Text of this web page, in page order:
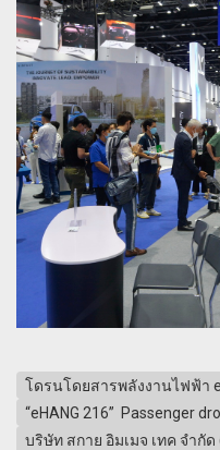
โดรนโดยสารพลังงานไฟฟ้า
“eHANG 216” Passenger
บริษัท สกาย อิมเมจ เทค จำกัด